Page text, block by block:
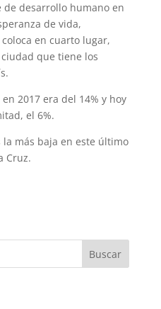
desarrollo humano en
de vida,
en cuarto lugar,
que tiene los
2017 era del 14% y hoy
el 6%.
más baja en este último
Cruz.